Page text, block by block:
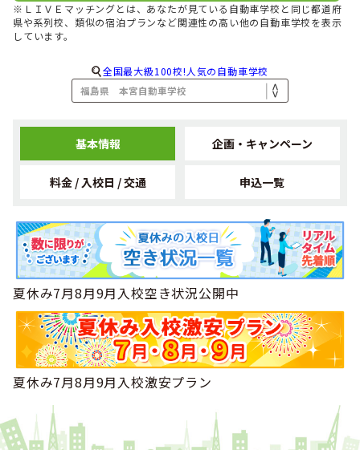
※ＬＩＶＥマッチングとは、あなたが見ている自動車学校と同じ都道府
県や系列校、類似の宿泊プランなど関連性の高い他の自動車学校を表示
しています。
全国最大級100校!人気の自動車学校
基本情報 企画・キャンペーン
料金 / 入校日 / 交通 申込一覧
夏休み7月8月9月入校空き状況公開中
夏休み7月8月9月入校激安プラン